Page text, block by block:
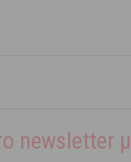
newsletter